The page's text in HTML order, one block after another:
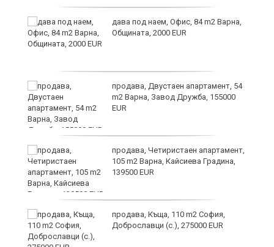
дава под наем, Офис, 84 m2 Варна,
Общината, 2000 EUR
продава, Двустаен апартамент, 54
m2 Варна, Завод Дружба, 155000
EUR
продава, Четиристаен апартамент,
105 m2 Варна, Кайсиева Градина,
139500 EUR
продава, Къща, 110 m2 София,
Доброславци (с.), 275000 EUR